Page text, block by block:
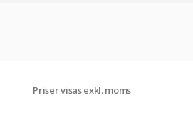
Priser visas exkl. moms